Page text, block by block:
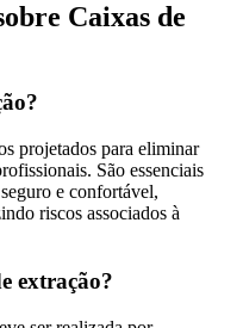
Caixas de
projetados para eliminar
São essenciais
e confortável,
riscos associados à
extração?